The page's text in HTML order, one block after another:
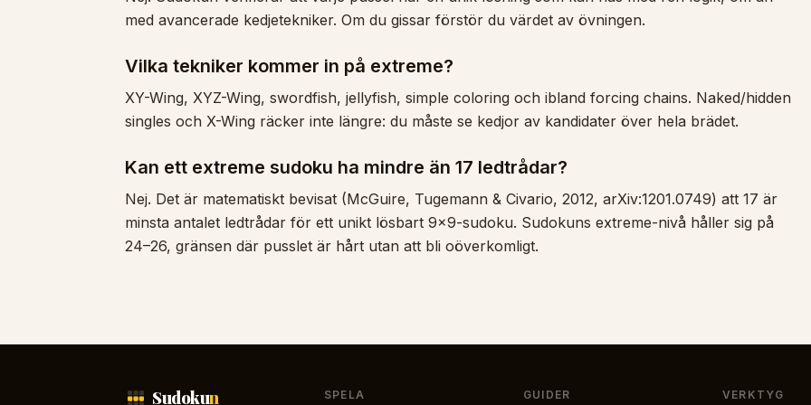
med avancerade kedjetekniker. Om du gissar förstör du värdet av övningen.
Vilka tekniker kommer in på extreme?
XY-Wing, XYZ-Wing, swordfish, jellyfish, simple coloring och ibland forcing chains. Naked/hidden
singles och X-Wing räcker inte längre: du måste se kedjor av kandidater över hela brädet.
Kan ett extreme sudoku ha mindre än 17 ledtrådar?
Nej. Det är matematiskt bevisat (McGuire, Tugemann & Civario, 2012, arXiv:1201.0749) att 17 är
minsta antalet ledtrådar för ett unikt lösbart 9×9-sudoku. Sudokuns extreme-nivå håller sig på
24–26, gränsen där pusslet är hårt utan att bli oöverkomligt.
Sudokun SPELA GUIDER VERKTYG